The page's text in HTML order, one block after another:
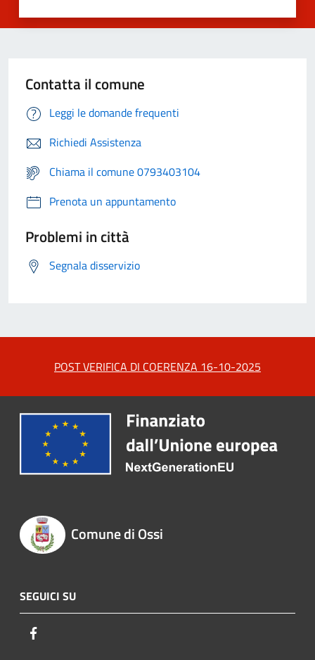
Contatta il comune
Leggi le domande frequenti
Richiedi Assistenza
Chiama il comune 0793403104
Prenota un appuntamento
Problemi in città
Segnala disservizio
POST VERIFICA DI COERENZA 16-10-2025
Comune di Ossi
SEGUICI SU